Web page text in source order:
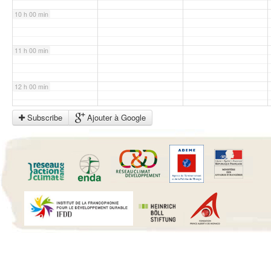
10 h 00 min
11 h 00 min
12 h 00 min
13 h 00 min
15 h 00 min
16 h 00 min
Subscribe Ajouter à Google